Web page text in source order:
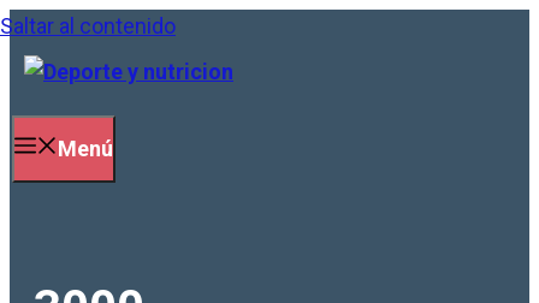
Saltar al contenido
Menú